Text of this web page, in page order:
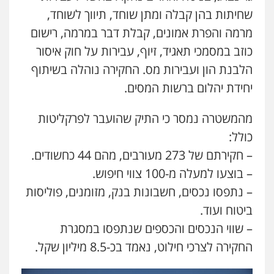
עו"ד קובי בן שעיה
פלילי צווארון לבן צבאי
0524040052
פלילי מעצרים צווארון לבן פשיעה חמורה
עו"ד אורי רינצקי
פלילי כלכלי ניהול משפטים
0506216813
עו"ד אשרף שחאדה
פלילי פשיעה חמורה מעצרים וחקירות
שחיתות בהן קבלה ומתן שוחד, תיווך לשוחד,
מרמה והפרת אמונים, קבלת דבר במרמה, רישום
כוזב במסמכי תאגיד, זיוף, עבירות על חוק איסור
הלבנת הון ועבירות מס. החקירה נוהלה בשיתוף
יחידת יהלום ברשות המסים.
מהמשטרה נמסר כי התיק שהועבר לפרקליטות
כולל:
– חקירתם של 273 מעורבים, מהם 44 כחשודים.
– בוצעו למעלה מ-100 צווי חיפוש.
– נתפסו נכסים, חשבונות בנק, מזומנים, פוליסות
ביטוח ועוד.
– שווי הנכסים והכספים שנתפסו במסגרת
החקירה לצרכי חילוט, נאמד בכ-8.5 מיליון שקל.